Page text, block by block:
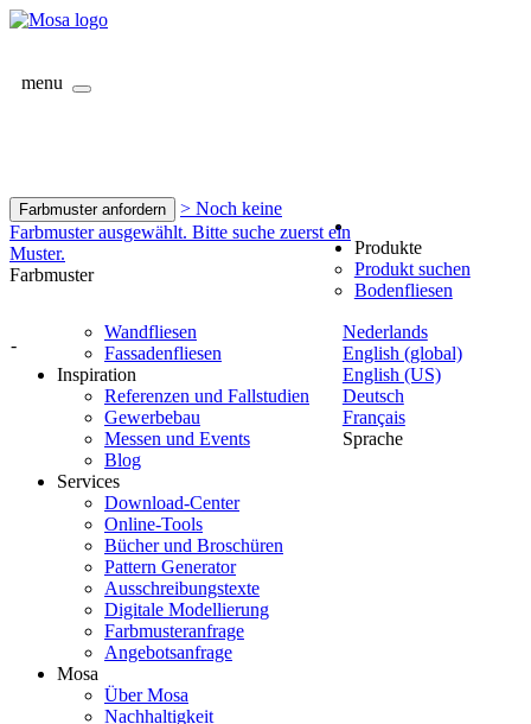
menu
Farbmuster anfordern
> Noch keine
Farbmuster ausgewählt. Bitte suche zuerst ein
Muster.
Farbmuster
-
Nederlands
English (global)
English (US)
Deutsch
Français
Sprache
Produkte
Produkt suchen
Bodenfliesen
Wandfliesen
Fassadenfliesen
Inspiration
Referenzen und Fallstudien
Gewerbebau
Messen und Events
Blog
Services
Download-Center
Online-Tools
Bücher und Broschüren
Pattern Generator
Ausschreibungstexte
Digitale Modellierung
Farbmusteranfrage
Angebotsanfrage
Mosa
Über Mosa
Nachhaltigkeit